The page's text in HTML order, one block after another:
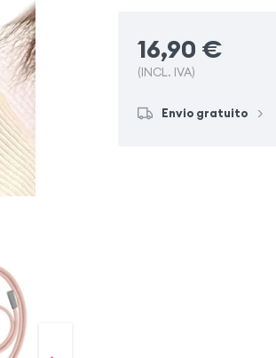
16,90 €
(INCL. IVA)
Envio gratuito